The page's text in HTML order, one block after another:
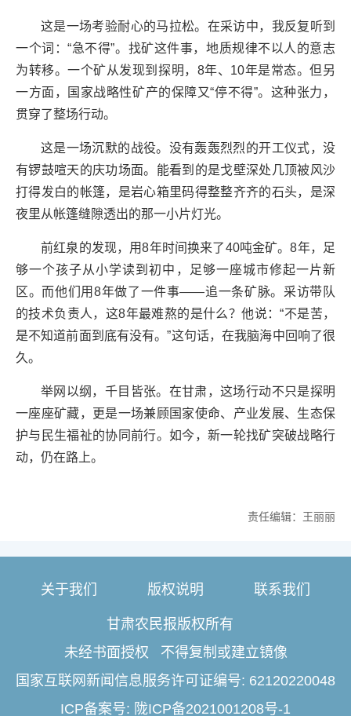
这是一场考验耐心的马拉松。在采访中，我反复听到
一个词：“急不得”。找矿这件事，地质规律不以人的意志
为转移。一个矿从发现到探明，8年、10年是常态。但另
一方面，国家战略性矿产的保障又“停不得”。这种张力，
贯穿了整场行动。
这是一场沉默的战役。没有轰轰烈烈的开工仪式，没
有锣鼓喧天的庆功场面。能看到的是戈壁深处几顶被风沙
打得发白的帐篷，是岩心箱里码得整整齐齐的石头，是深
夜里从帐篷缝隙透出的那一小片灯光。
前红泉的发现，用8年时间换来了40吨金矿。8年，足
够一个孩子从小学读到初中，足够一座城市修起一片新
区。而他们用8年做了一件事——追一条矿脉。采访带队
的技术负责人，这8年最难熬的是什么？他说：“不是苦，
是不知道前面到底有没有。”这句话，在我脑海中回响了很
久。
举网以纲，千目皆张。在甘肃，这场行动不只是探明
一座座矿藏，更是一场兼顾国家使命、产业发展、生态保
护与民生福祉的协同前行。如今，新一轮找矿突破战略行
动，仍在路上。
责任编辑：王丽丽
关于我们 版权说明 联系我们
甘肃农民报版权所有
未经书面授权 不得复制或建立镜像
国家互联网新闻信息服务许可证编号: 62120220048
ICP备案号: 陇ICP备2021001208号-1